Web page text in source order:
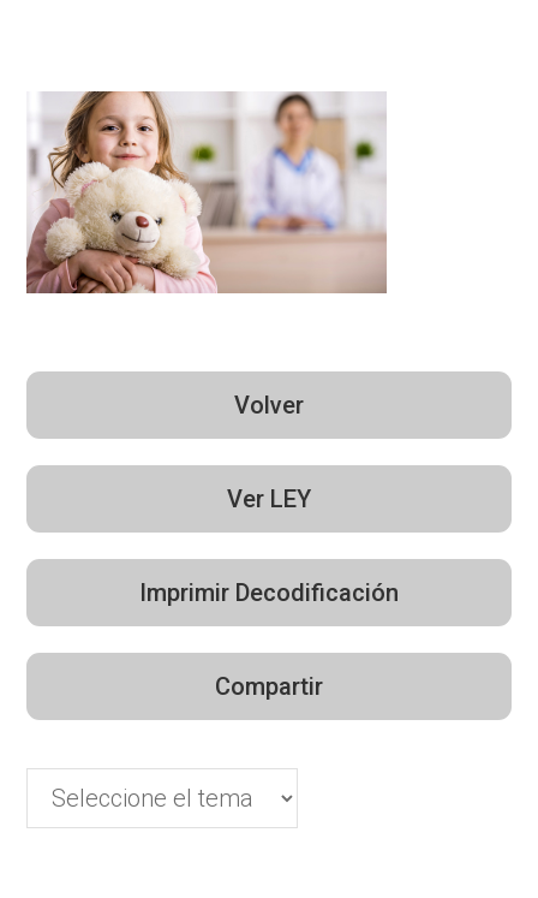
Volver
Ver LEY
Imprimir Decodificación
Compartir